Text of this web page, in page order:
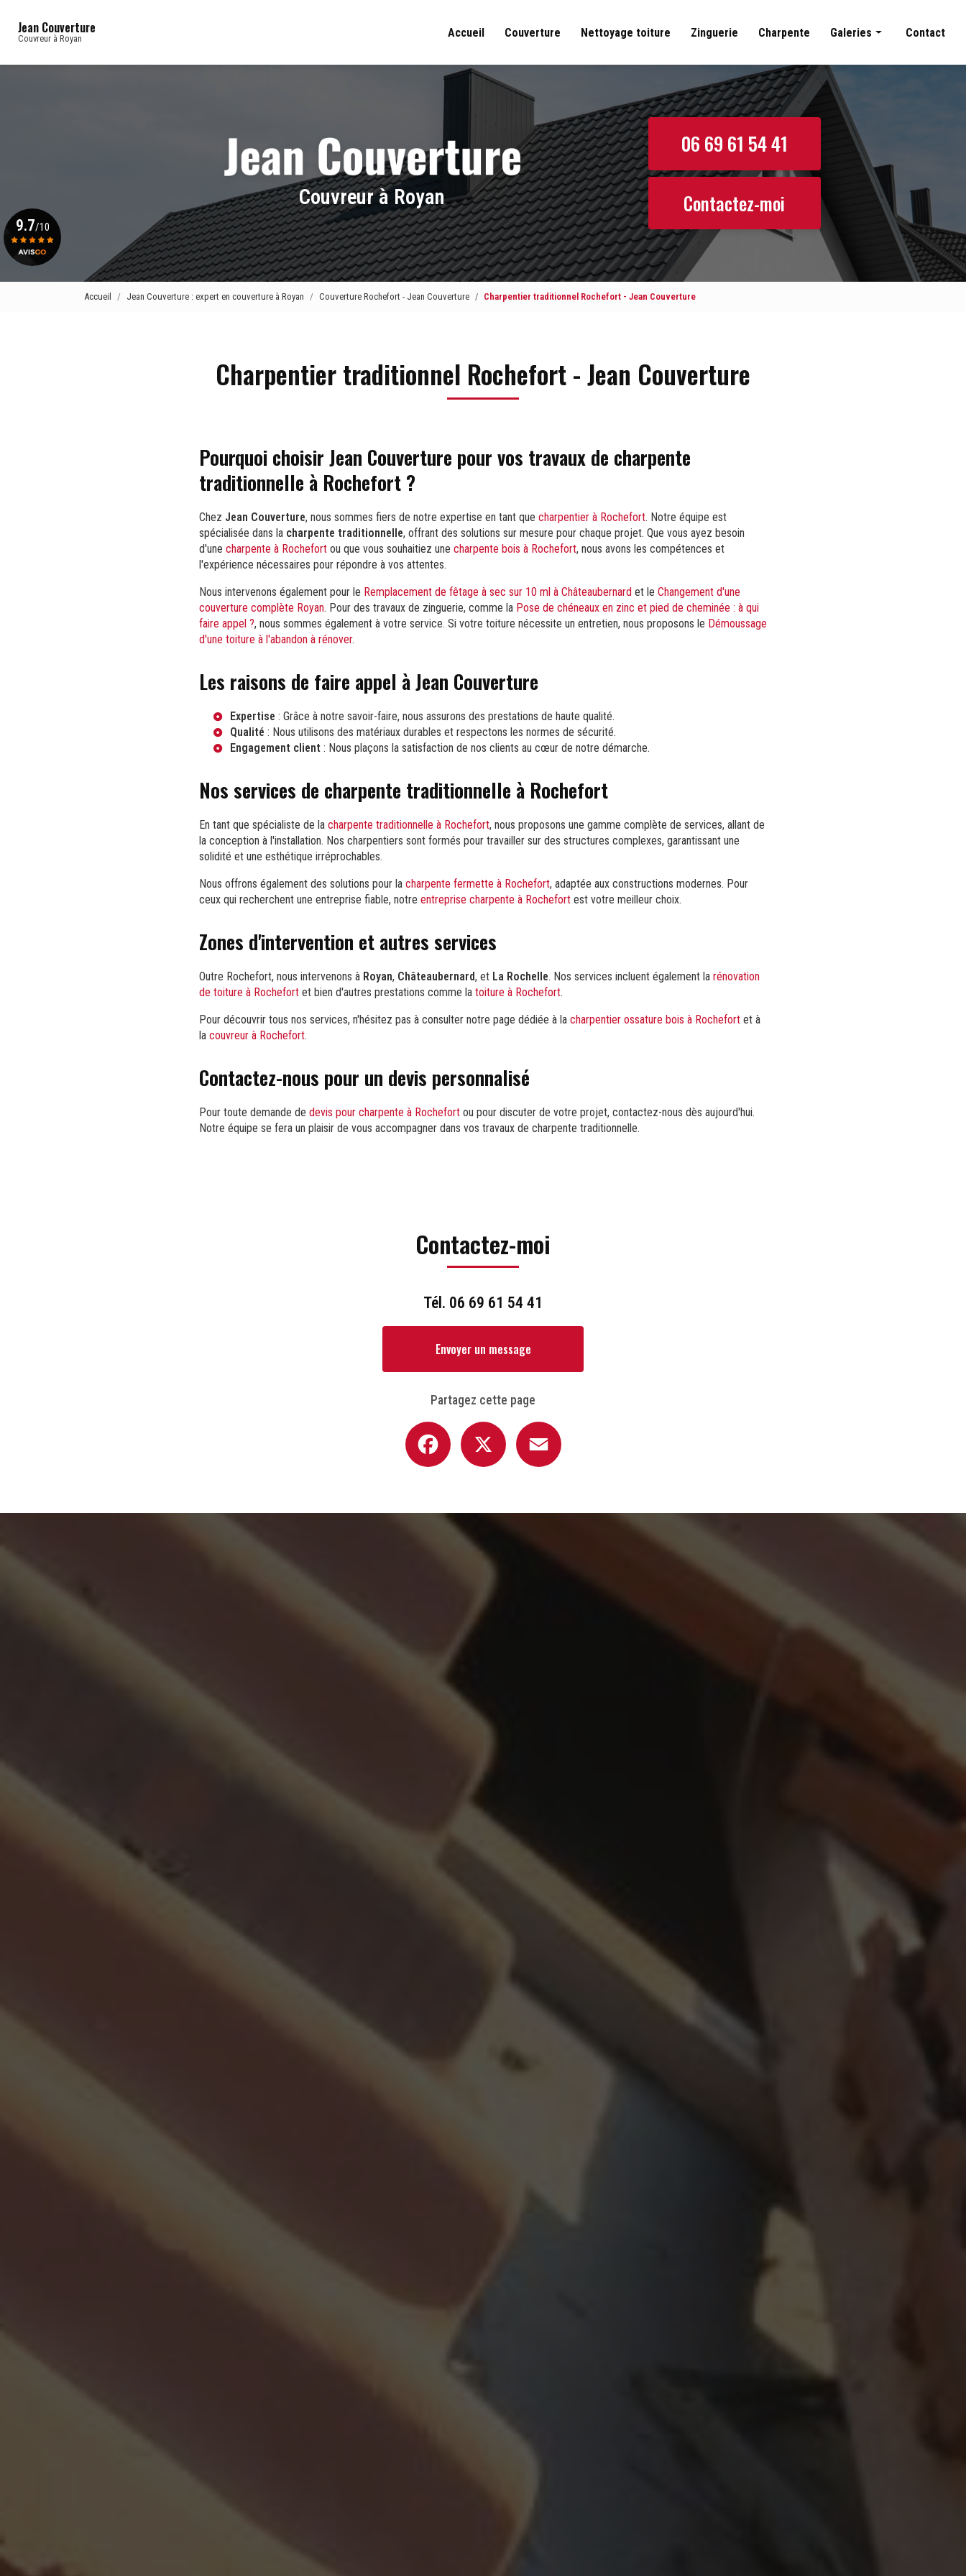
contenu
Jean Couverture
Couvreur à Royan
Accueil
Couverture Nettoyage toiture Zinguerie Charpente Galeries
Couverture
Nettoyage toiture
Contact
Couvreur à Royan
06 69 61 54 41
Contactez-moi
9.7/10
Accueil Jean Couverture : expert en couverture à Royan Couverture Rochefort - Jean Couverture Charpentier traditionnel Rochefort - Jean Couverture
Charpentier traditionnel Rochefort - Jean Couverture
Pourquoi choisir Jean Couverture pour vos travaux de charpente
traditionnelle à Rochefort ?
Chez Jean Couverture, nous sommes fiers de notre expertise en tant que charpentier à Rochefort. Notre équipe est
spécialisée dans la charpente traditionnelle, offrant des solutions sur mesure pour chaque projet. Que vous ayez besoin
d'une charpente à Rochefort ou que vous souhaitiez une charpente bois à Rochefort, nous avons les compétences et
l'expérience nécessaires pour répondre à vos attentes.
Nous intervenons également pour le Remplacement de fêtage à sec sur 10 ml à Châteaubernard et le Changement d'une
couverture complète Royan. Pour des travaux de zinguerie, comme la Pose de chéneaux en zinc et pied de cheminée : à qui
faire appel ?, nous sommes également à votre service. Si votre toiture nécessite un entretien, nous proposons le Démoussage
d'une toiture à l'abandon à rénover.
Les raisons de faire appel à Jean Couverture
Expertise : Grâce à notre savoir-faire, nous assurons des prestations de haute qualité.
Qualité : Nous utilisons des matériaux durables et respectons les normes de sécurité.
Engagement client : Nous plaçons la satisfaction de nos clients au cœur de notre démarche.
Nos services de charpente traditionnelle à Rochefort
En tant que spécialiste de la charpente traditionnelle à Rochefort, nous proposons une gamme complète de services, allant de
la conception à l'installation. Nos charpentiers sont formés pour travailler sur des structures complexes, garantissant une
solidité et une esthétique irréprochables.
Nous offrons également des solutions pour la charpente fermette à Rochefort, adaptée aux constructions modernes. Pour
ceux qui recherchent une entreprise fiable, notre entreprise charpente à Rochefort est votre meilleur choix.
Zones d'intervention et autres services
Outre Rochefort, nous intervenons à Royan, Châteaubernard, et La Rochelle. Nos services incluent également la rénovation
de toiture à Rochefort et bien d'autres prestations comme la toiture à Rochefort.
Pour découvrir tous nos services, n'hésitez pas à consulter notre page dédiée à la charpentier ossature bois à Rochefort et à
la couvreur à Rochefort.
Contactez-nous pour un devis personnalisé
Pour toute demande de devis pour charpente à Rochefort ou pour discuter de votre projet, contactez-nous dès aujourd'hui.
Notre équipe se fera un plaisir de vous accompagner dans vos travaux de charpente traditionnelle.
Contactez-moi
Tél. 06 69 61 54 41
Envoyer un message
Partagez cette page
Facebook